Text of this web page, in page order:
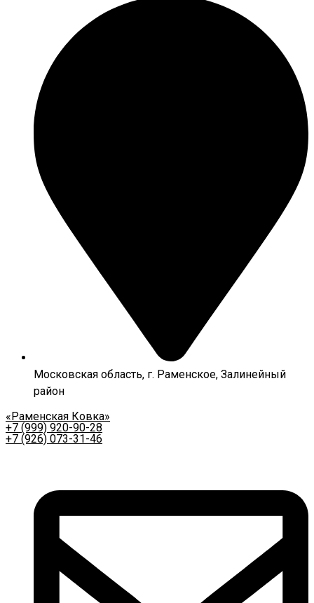
Московская область, г. Раменское, Залинейный
район
«Раменская Ковка»
+7 (999) 920-90-28
+7 (926) 073-31-46